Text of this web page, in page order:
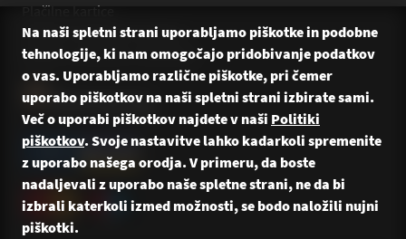
Plačilne kartice
Plačilo na obroke Leanpay
Plačilo na obroke s karticami
Na naši spletni strani uporabljamo piškotke in podobne
tehnologije, ki nam omogočajo pridobivanje podatkov
o vas. Uporabljamo različne piškotke, pri čemer
uporabo piškotkov na naši spletni strani izbirate sami.
Več o uporabi piškotkov najdete v naši Politiki
piškotkov. Svoje nastavitve lahko kadarkoli spremenite
z uporabo našega orodja. V primeru, da boste
nadaljevali z uporabo naše spletne strani, ne da bi
izbrali katerkoli izmed možnosti, se bodo naložili nujni
piškotki.